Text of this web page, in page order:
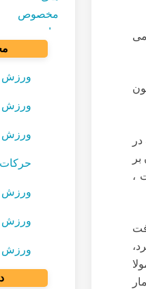
می
،
ورزش
ورزش
ورزش
ورزش
ورزش
ورزش